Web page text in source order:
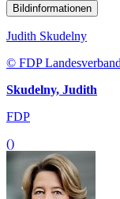
Bildinformationen
Judith Skudelny
© FDP
Skudelny, Judith
FDP
()